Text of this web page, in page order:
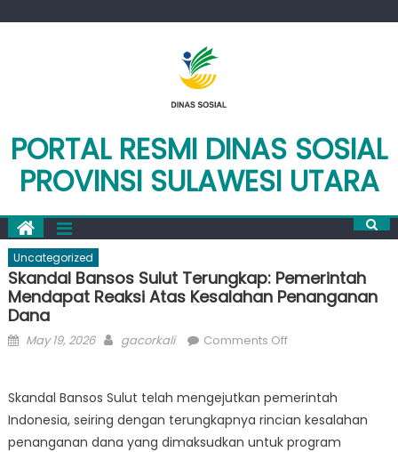
PORTAL RESMI DINAS SOSIAL
PROVINSI SULAWESI UTARA
Uncategorized
Skandal Bansos Sulut Terungkap: Pemerintah
Mendapat Reaksi Atas Kesalahan Penanganan
Dana
Posted
May 19, 2026 Author
gacorkali Comments Offon
Sulut
Terungkap:
Pemerintah
Skandal Bansos Sulut telah mengejutkan pemerintah
Indonesia, seiring dengan terungkapnya rincian kesalahan
penanganan dana yang dimaksudkan untuk program